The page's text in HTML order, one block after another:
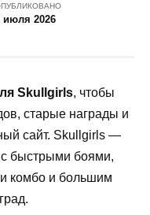
июля 2026
Skullgirls, чтобы
старые награды и
сайт. Skullgirls —
быстрыми боями,
комбо и большим